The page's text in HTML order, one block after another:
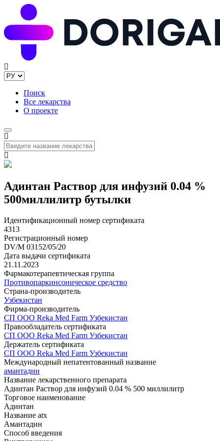
Поиск
Все лекарства
О проекте
Адинтан Раствор для инфузий 0.04 %
500миллилитр бутылки
Идентификационный номер сертификата
4313
Регистрационный номер
DV/M 03152/05/20
Дата выдачи сертификата
21.11.2023
Фармакотерапевтическая группа
Противопаркинсоническое средство
Страна-производитель
Узбекистан
Фирма-производитель
СП ООО Reka Med Farm Узбекистан
Правообладатель сертификата
СП ООО Reka Med Farm Узбекистан
Держатель сертификата
СП ООО Reka Med Farm Узбекистан
Международный непатентованный название
амантадин
Название лекарственного препарата
Адинтан Раствор для инфузий 0.04 % 500 миллилитр
Торговое наименование
Адинтан
Название atx
Амантадин
Способ введения